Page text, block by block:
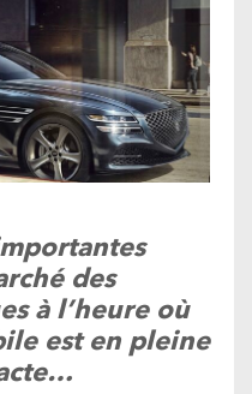
des
à l’heure où
est en pleine